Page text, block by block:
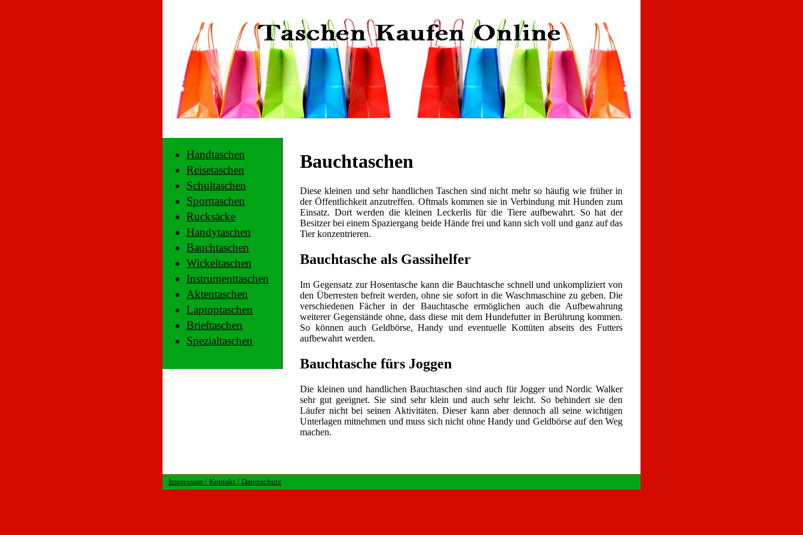
Handtaschen
Reisetaschen
Schultaschen
Sporttaschen
Rucksäcke
Handytaschen
Bauchtaschen
Wickeltaschen
Instrumenttaschen
Aktentaschen
Laptoptaschen
Brieftaschen
Spezialtaschen
Bauchtaschen
Diese kleinen und sehr handlichen Taschen sind nicht mehr so häufig wie früher in
der Öffentlichkeit anzutreffen. Oftmals kommen sie in Verbindung mit Hunden zum
Einsatz. Dort werden die kleinen Leckerlis für die Tiere aufbewahrt. So hat der
Besitzer bei einem Spaziergang beide Hände frei und kann sich voll und ganz auf das
Tier konzentrieren.
Bauchtasche als Gassihelfer
Im Gegensatz zur Hosentasche kann die Bauchtasche schnell und unkompliziert von
den Überresten befreit werden, ohne sie sofort in die Waschmaschine zu geben. Die
verschiedenen Fächer in der Bauchtasche ermöglichen auch die Aufbewahrung
weiterer Gegenstände ohne, dass diese mit dem Hundefutter in Berührung kommen.
So können auch Geldbörse, Handy und eventuelle Kottüten abseits des Futters
aufbewahrt werden.
Bauchtasche fürs Joggen
Die kleinen und handlichen Bauchtaschen sind auch für Jogger und Nordic Walker
sehr gut geeignet. Sie sind sehr klein und auch sehr leicht. So behindert sie den
Läufer nicht bei seinen Aktivitäten. Dieser kann aber dennoch all seine wichtigen
Unterlagen mitnehmen und muss sich nicht ohne Handy und Geldbörse auf den Weg
machen.
Impressum / Kontakt / Datenschutz